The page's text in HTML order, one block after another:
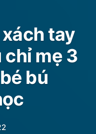
tay
chỉ mẹ 3
bú